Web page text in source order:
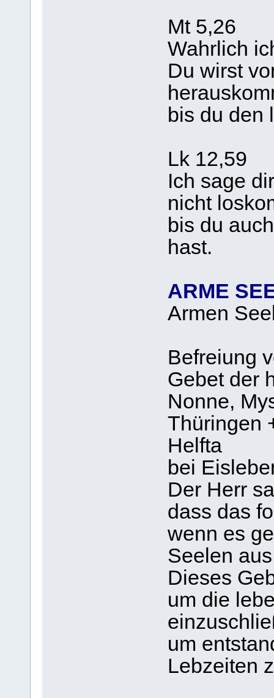
Mt 5,26
Wahrlich
Du wirst
bis du den
Lk 12,59
Ich sage
nicht
bis du
hast.
ARME
Armen
Befreiung
Gebet der
Nonne,
Thüringen
Helfta
bei
Der Herr
dass das
wenn es
Seelen
Dieses
um die
um
Lebzeiten